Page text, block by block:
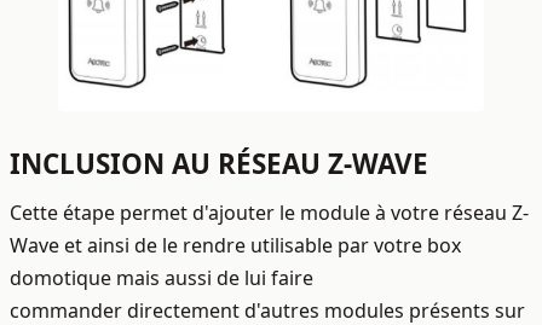
INCLUSION AU RÉSEAU Z-WAVE
Cette étape permet d'ajouter le module à votre réseau Z-
Wave et ainsi de le rendre utilisable par votre box
domotique mais aussi de lui faire
commander directement d'autres modules présents sur